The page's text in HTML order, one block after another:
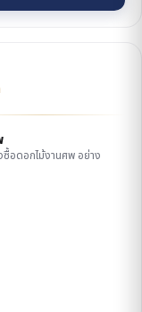
ซื้อดอกไม้งานศพ อย่าง